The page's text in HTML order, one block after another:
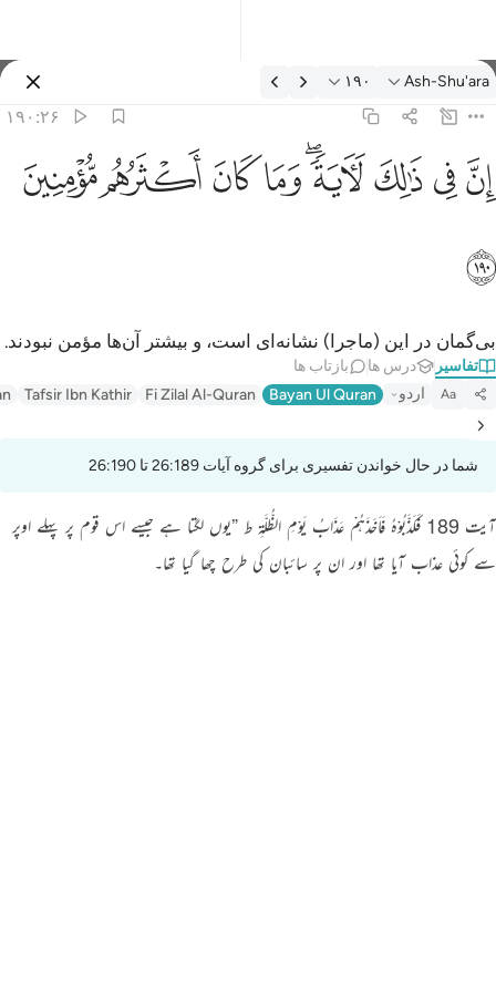
تفسیر: Ash-Shu'ara ۱۹۰:۲۶
Ash-Shu'ara ۱۹۰
۱۹۰:۲۶
ان في ذالك لاية وما كان اكثرهم مومنين ١٩٠
إِنَّ فِى ذَٰلِكَ لَـَٔايَةًۭ ۖ وَمَا كَانَ أَكْثَرُهُم مُّؤْمِنِينَ ١٩٠
ﱳﱴﱵﱶﱷﱸﱹﱺﱻ
ﱼ
بی‌گمان در این (ماجرا) نشانه‌ای است، و بیشتر آن‌ها مؤمن نبودند.
تفاسیر درس ها بازتاب ها
Aa اردو Bayan Ul Quran
Fi Zilal Al-Quran
Tafsir Ibn Kathir
شما در حال خواندن تفسیری برای گروه آیات 26:189 تا 26:190
آیت 189 فَکَذَّبُوْہُ فَاَخَذَہُمْ عَذَابُ یَوْمِ الظُّلَّۃِ ط ”یوں لگتا ہے جیسے اس قوم پر پہلے اوپر
سے کوئی عذاب آیا تھا اور ان پر سائبان کی طرح چھا گیا تھا۔